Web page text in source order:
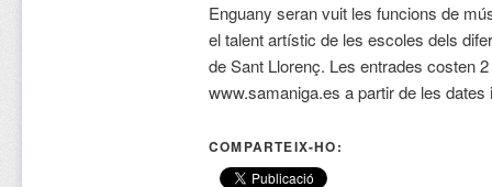
Enguany seran vuit les funcions de
el talent artístic de les escoles dels
de Sant Llorenç. Les entrades costen
www.samaniga.es a partir de les
COMPARTEIX-HO: